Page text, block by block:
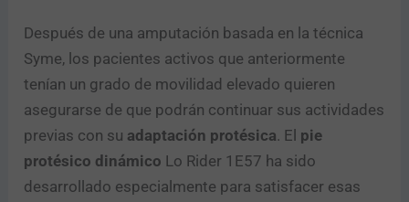
Después de una amputación basada en la técnica
Syme, los pacientes activos que anteriormente
tenían un grado de movilidad elevado quieren
asegurarse de que podrán continuar sus actividades
previas con su adaptación protésica. El pie
protésico dinámico Lo Rider 1E57 ha sido
desarrollado especialmente para satisfacer esas